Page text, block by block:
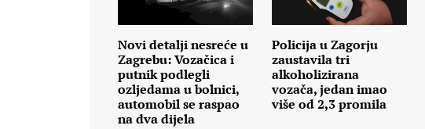
Novi detalji nesreće u
Zagrebu: Vozačica i
putnik podlegli
ozljedama u bolnici,
automobil se raspao
na dva dijela
Policija u Zagorju
zaustavila tri
alkoholizirana
vozača, jedan imao
više od 2,3 promila